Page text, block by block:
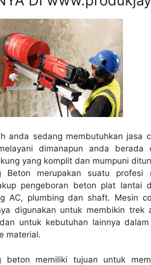
anda sedang membutuhkan jasa
dimanapun anda
yang komplit dan mumpuni
Beton merupakan suatu
pengeboran beton plat lantai
AC, plumbing dan shaft. Mesin
digunakan untuk membikin
untuk kebutuhan lainnya
material.
beton memiliki tujuan untuk